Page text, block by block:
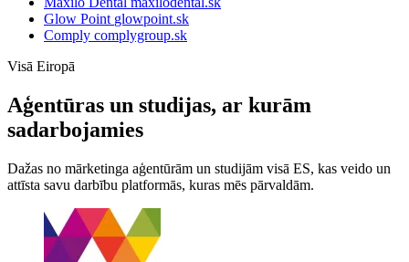
Glow Point glowpoint.sk
Comply complygroup.sk
Visā Eiropā
Aģentūras un studijas, ar kurām
sadarbojamies
Dažas no mārketinga aģentūrām un studijām visā ES, kas veido un
attīsta savu darbību platformās, kuras mēs pārvaldām.